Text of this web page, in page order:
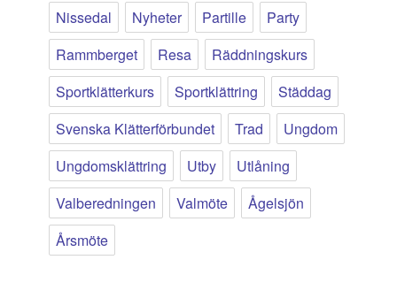
Nissedal
Nyheter Partille
Party
Rammberget
Resa
Räddningskurs
Sportklätterkurs
Sportklättring
Städdag
Svenska Klätterförbundet
Trad
Ungdom
Ungdomsklättring
Utby
Utlåning
Valberedningen
Valmöte
Ågelsjön
Årsmöte